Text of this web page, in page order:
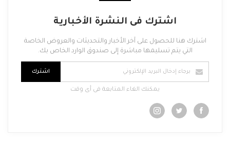
اشترك فى النشرة الأخبارية
اشترك هنا للحصول على آخر الأخبار والتحديثات والعروض الخاصة
التي يتم تسليمها مباشرة إلى صندوق الوارد الخاص بك.
اشترك
يمكنك الغاء المتابعة فى أى وقت